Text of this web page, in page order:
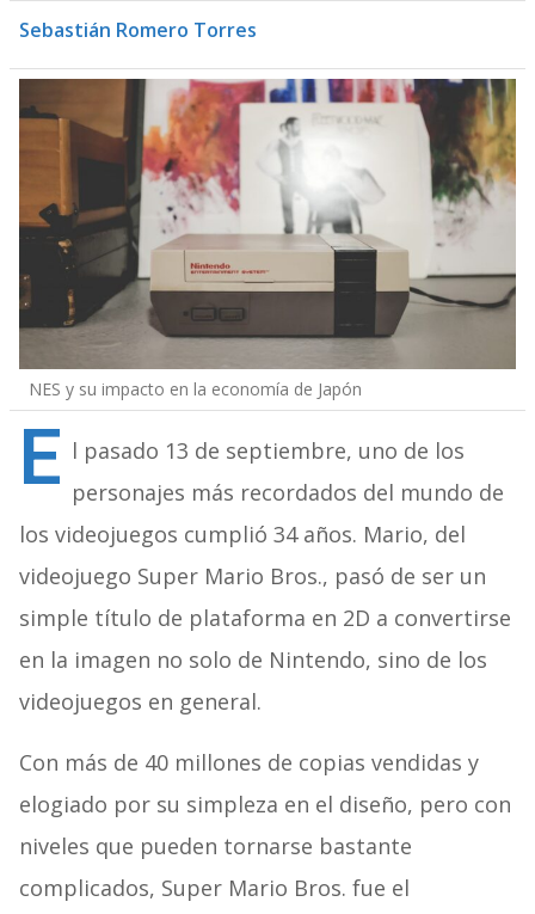
Sebastián Romero Torres
NES y su impacto en la economía de Japón
E l pasado 13 de septiembre, uno de los
personajes más recordados del mundo de
los videojuegos cumplió 34 años. Mario, del
videojuego Super Mario Bros., pasó de ser un
simple título de plataforma en 2D a convertirse
en la imagen no solo de Nintendo, sino de los
videojuegos en general.
Con más de 40 millones de copias vendidas y
elogiado por su simpleza en el diseño, pero con
niveles que pueden tornarse bastante
complicados, Super Mario Bros. fue el